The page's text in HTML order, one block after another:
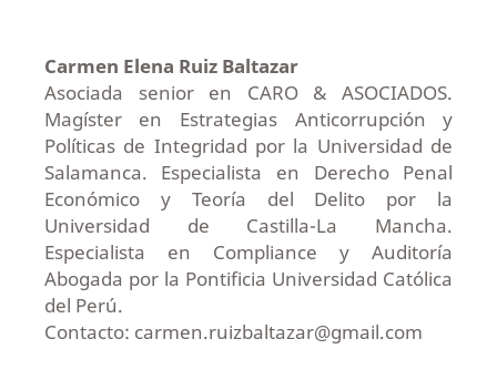
Carmen Elena Ruiz Baltazar
Asociada senior en CARO & ASOCIADOS.
Magíster en Estrategias Anticorrupción y
Políticas de Integridad por la Universidad de
Salamanca. Especialista en Derecho Penal
Económico y Teoría del Delito por la
Universidad de Castilla-La Mancha.
Especialista en Compliance y Auditoría
Abogada por la Pontificia Universidad Católica
del Perú.
Contacto: carmen.ruizbaltazar@gmail.com